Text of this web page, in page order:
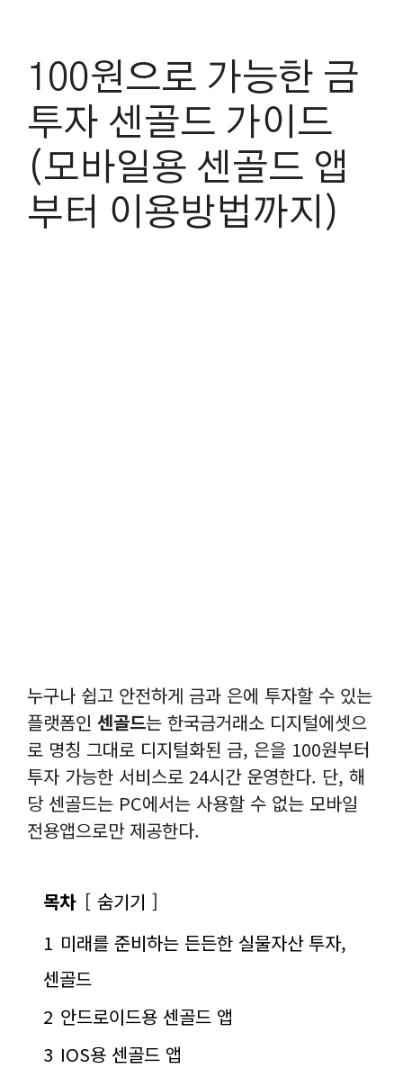
100원으로 가능한 금
투자 센골드 가이드
(모바일용 센골드 앱
부터 이용방법까지)
누구나 쉽고 안전하게 금과 은에 투자할 수 있는
플랫폼인 센골드는 한국금거래소 디지털에셋으
로 명칭 그대로 디지털화된 금, 은을 100원부터
투자 가능한 서비스로 24시간 운영한다. 단, 해
당 센골드는 PC에서는 사용할 수 없는 모바일
전용앱으로만 제공한다.
목차
숨기기
1 미래를 준비하는 든든한 실물자산 투자,
센골드
2 안드로이드용 센골드 앱
3 IOS용 센골드 앱